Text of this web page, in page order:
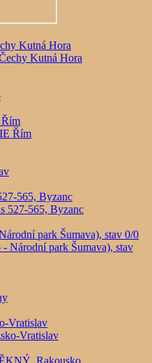
Kutná Hora
Řím
565, Byzanc
park Šumava), stav 0/0
Vratislav
Rakousko